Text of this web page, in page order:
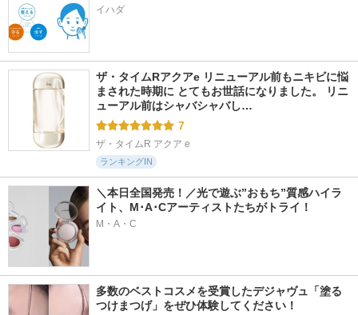
イハダ
ザ・タイムRアクアe リニューアル前もニキビに悩
まされた時期に とてもお世話になりました。 リニ
ューアル前はシャバシャバし…
7
ザ・タイムR アクア e
ランキングIN
＼本日全国発売！／光で遊ぶ”おもち”質感ハイラ
イト、M･A･Cアーティストたちがトライ！
M・A・C
多数のベストコスメを受賞したデジャヴュ「塗る
つけまつげ」をぜひ体験してください！